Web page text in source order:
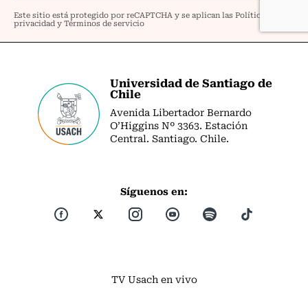
Universidad de Santiago de
Chile
Avenida Libertador Bernardo
O’Higgins Nº 3363. Estación
Central. Santiago. Chile.
Síguenos en:
TV Usach en vivo